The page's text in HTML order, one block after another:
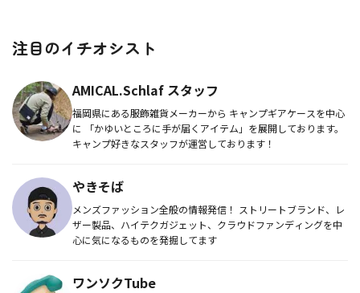
注目のイチオシスト
AMICAL.Schlaf スタッフ
福岡県にある服飾雑貨メーカーから キャンプギアケースを中心
に 「かゆいところに手が届くアイテム」を展開しております。
キャンプ好きなスタッフが運営しております！
やきそば
メンズファッション全般の情報発信！ ストリートブランド、レ
ザー製品、ハイテクガジェット、クラウドファンディングを中
心に気になるものを発掘してます
ワンソクTube